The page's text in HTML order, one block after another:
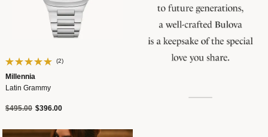
(2)
Millennia
Latin Grammy
Precio reducido de
$495.00a$396.00